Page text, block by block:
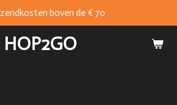
HOP2GO
boven de € 70